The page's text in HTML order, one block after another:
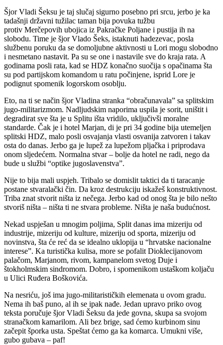
Šjor Vladi Šeksu je taj slučaj sigurno posebno pri srcu, jerbo je ka
tadašnji državni tužilac taman bija povuka tužbu
protiv Merčepovih ubojica iz Pakračke Poljane i pustija ih na
slobodu. Time je šjor Vlado Šeks, istaknuti hadezevac, posla
službenu poruku da se domoljubne aktivnosti u Lori mogu slobodno
i nesmetano nastavit. Pa su se one i nastavile sve do kraja rata. A
godinama posli rata, kad se HDZ konačno suočija s opačinama šta
su pod partijskom komandom u ratu počinjene, isprid Lore je
podignut spomenik logorskom osoblju.
Eto, na ti se način šjor Vladina stranka “obračunavala” sa splitskim
jugo-militarizmom. Nadljudskim naporima uspila je sorit, uništit i
degradirat sve šta je u Splitu išta vridilo, uključivši moralne
standarde. Čak je i hotel Marjan, di je pri 34 godine bija utemeljen
splitski HDZ, malo posli osvajanja vlasti osvanija zatvoren i takav
osta do danas. Jerbo ga je lupež za lupežom pljačka i priprodava
onom sljedećem. Normalna stvar – bolje da hotel ne radi, nego da
bude u službi “optike jugoslavenstva”.
Nije to bija mali uspjeh. Tribalo se domislit taktici da ti taracanje
postane stvaralački čin. Da kroz destrukciju iskažeš konstruktivnost.
Triba znat stvorit ništa iz nečega. Jerbo kad od onog šta je bilo nešto
stvoriš ništa – ništa ti ne stvara probleme. Ništa je naša budućnost.
Nekad uspješan u mnogim poljima, Split danas ima mizeriju od
industrije, mizeriju od kulture, mizeriju od sporta, mizeriju od
novinstva, šta će reć da se idealno uklopija u “hrvatske nacionalne
interese”. Ka turistička kulisa, more se pofalit Dioklecijanovom
palačom, Marjanom, rivom, kampanelom svetog Duje i
štokholmskim sindromom. Dobro, i spomenikom ustaškom koljaču
u Ulici Ruđera Boškovića.
Na nesriću, još ima jugo-militarističkih elemenata u ovom gradu.
Nema ih baš puno, al ih se ipak nađe. Jedan upravo priko ovog
teksta poručuje šjor Vladi Šeksu da jede govna, skupa sa svojom
stranačkom kamarilom. Ali bez brige, sad ćemo kurbinom sinu
začepit šporka usta. Speštat ćemo ga ka komarca. Umukni više,
gubo gubava – paf!